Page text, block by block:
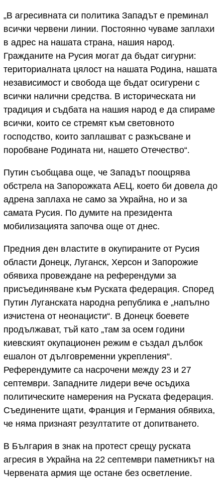
„В агресивната си политика Западът е преминал
всички червени линии. Постоянно чуваме заплахи
в адрес на нашата страна, нашия народ.
Гражданите на Русия могат да бъдат сигурни:
териториалната цялост на нашата Родина, нашата
независимост и свобода ще бъдат осигурени с
всички налични средства. В историческата ни
традиция и съдбата на нашия народ е да спираме
всички, които се стремят към световното
господство, които заплашват с разкъсване и
поробване Родината ни, нашето Отечество“.
Путин съобщава още, че Западът поощрява
обстрела на Запорожката АЕЦ, което би довела до
адрена заплаха не само за Украйна, но и за
самата Русия. По думите на президента
мобилизацията започва още от днес.
Предния ден властите в окупираните от Русия
области Донецк, Луганск, Херсон и Запорожие
обявиха провеждане на референдуми за
присъединяване към Руската федерация. Според
Путин Луганската народна република е „напълно
изчистена от неонацисти“. В Донецк боевете
продължават, тъй като „там за осем години
киевският окупационен режим е създал дълбок
ешалон от дълговременни укрепления“.
Референдумите са насрочени между 23 и 27
септември. Западните лидери вече осъдиха
политическите намерения на Руската федерация.
Съединените щати, Франция и Германия обявиха,
че няма признаят резултатите от допитването.
В България в знак на протест срещу руската
агресия в Украйна на 22 септември паметникът на
Червената армия ще остане без осветление.